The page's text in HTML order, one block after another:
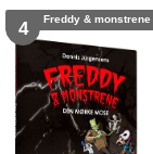
4 Freddy & monstrene